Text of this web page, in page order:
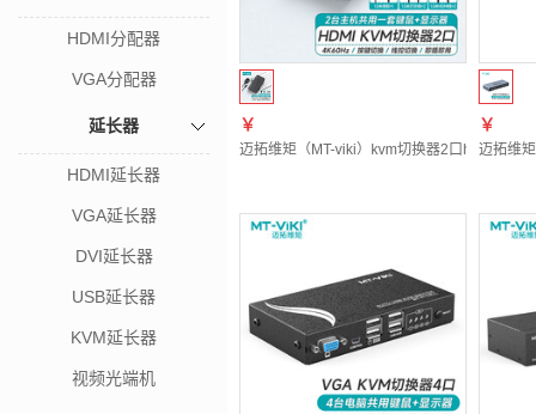
HDMI分配器
VGA分配器
延长器
HDMI延长器
VGA延长器
DVI延长器
USB延长器
KVM延长器
视频光端机
￥
迈拓维矩（MT-viki）kvm切换器2口hdmi屏幕
￥
迈拓维